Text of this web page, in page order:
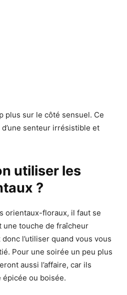
plus sur le côté sensuel. Ce
senteur irrésistible et
utiliser les
?
orientaux-floraux, il faut se
une touche de fraîcheur
l’utiliser quand vous vous
Pour une soirée un peu plus
aussi l’affaire, car ils
ou boisée.